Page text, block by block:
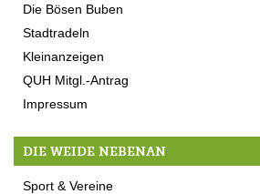
Die Bösen Buben
Stadtradeln
Kleinanzeigen
QUH Mitgl.-Antrag
Impressum
DIE WEIDE NEBENAN
Sport & Vereine